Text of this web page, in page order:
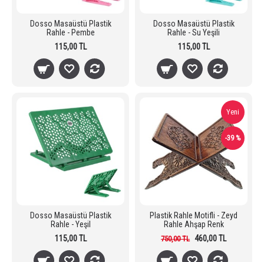
Dosso Masaüstü Plastik
Rahle - Pembe
115,00 TL
Dosso Masaüstü Plastik
Rahle - Su Yeşili
115,00 TL
Dosso Masaüstü Plastik
Rahle - Yeşil
115,00 TL
Yeni
-39 %
Plastik Rahle Motifli - Zeyd
Rahle Ahşap Renk
750,00 TL 460,00 TL